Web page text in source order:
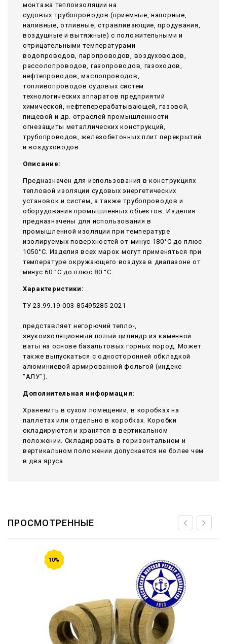
монтажа теплоизоляции на
судовых трубопроводов (приемные, напорные,
наливные, отливные, стравливающие, продувания,
воздушные и вытяжные) с положительными и
отрицательными температурами
водопроводов, паропроводов, воздуховодов,
рассолопроводов, газопроводов, газоходов,
нефтепроводов, маслопроводов,
топливопроводов судовых систем
технологических аппаратов предприятий
химической, нефтеперерабатывающей, газовой,
пищевой и др. отраслей промышленности
огнезащиты металлических конструкций,
трубопроводов, железобетонных плит перекрытий
и воздуховодов.
Описание:
Предназначен для использования в конструкциях
тепловой изоляции судовых энергетических
установок и систем, а также трубопроводов и
оборудования промышленных объектов. Изделия
предназначены для использования в
промышленной изоляции при температуре
изолируемых поверхностей от минус 180°С до плюс
1050°С. Изделия всех марок могут применяться при
температуре окружающего воздуха в диапазоне от
минус 60 °С до плюс 80 °С.
Характеристики:
ТУ 23.99.19-003-85495285-2021
представляет негорючий тепло-,
звукоизоляционный полый цилиндр из каменной
ваты на основе базальтовых горных пород. Может
также выпускаться с односторонней обкладкой
алюминиевой армированной фольгой (индекс
“АЛУ”).
Дополнительная информация:
Храненить в сухом помещении, в коробках на
паллетах или отдельно в коробках. Коробки
складируются и хранятся в вертикальном
положении. Складировать в горизонтальном и
вертикальном положении допускается не более чем
в два яруса.
ПРОСМОТРЕННЫЕ
10%